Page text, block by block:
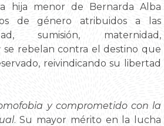
hija menor de Bernarda Alba
de género atribuidos a las
sumisión, maternidad,
se rebelan contra el destino que
reivindicando su libertad
y comprometido con la
. Su mayor mérito en la lucha